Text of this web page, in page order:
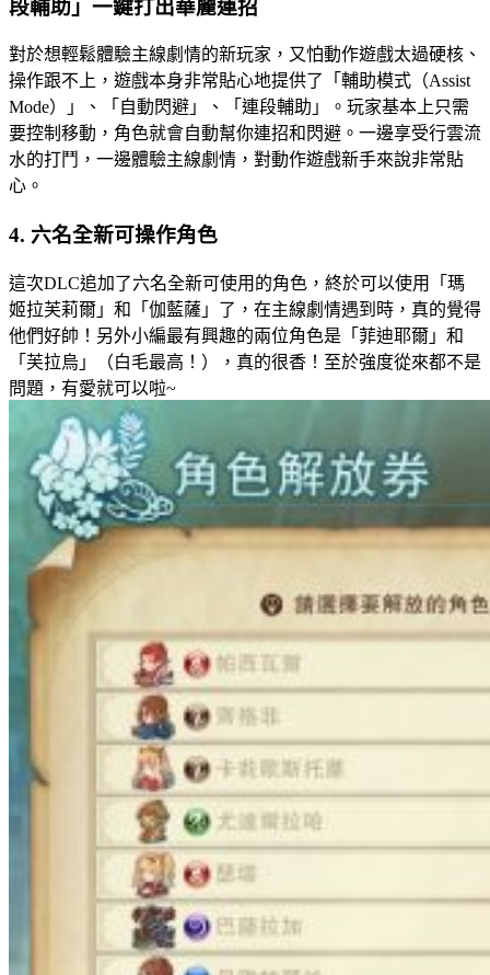
段輔助」一鍵打出華麗連招
對於想輕鬆體驗主線劇情的新玩家，又怕動作遊戲太過硬核、
操作跟不上，遊戲本身非常貼心地提供了「輔助模式（Assist
Mode）」、「自動閃避」、「連段輔助」。玩家基本上只需
要控制移動，角色就會自動幫你連招和閃避。一邊享受行雲流
水的打鬥，一邊體驗主線劇情，對動作遊戲新手來說非常貼
心。
4. 六名全新可操作角色
這次DLC追加了六名全新可使用的角色，終於可以使用「瑪
姬拉芙莉爾」和「伽藍薩」了，在主線劇情遇到時，真的覺得
他們好帥！另外小編最有興趣的兩位角色是「菲迪耶爾」和
「芙拉烏」（白毛最高！），真的很香！至於強度從來都不是
問題，有愛就可以啦~